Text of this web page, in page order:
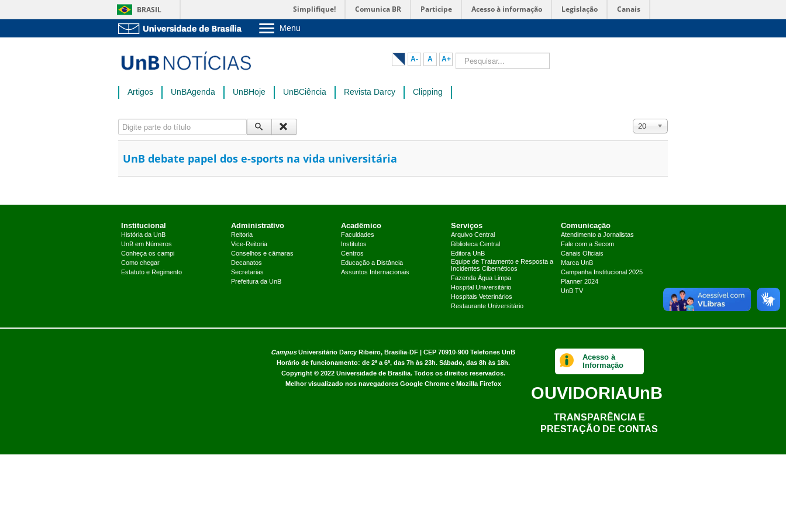
BRASIL Simplifique! Comunica BR Participe Acesso à informação Legislação Canais
Menu
Pós-Graduação
Administração
A- A A+ Pesquisar...
Artigos UnBAgenda UnBHoje UnBCiência Revista Darcy Clipping
Digite parte do título Exibir #
20
UnB debate papel dos e-sports na vida universitária
Institucional
História da UnB
UnB em Números
Conheça os campi
Como chegar
Estatuto e Regimento
Administrativo
Reitoria
Vice-Reitoria
Conselhos e câmaras
Decanatos
Secretarias
Prefeitura da UnB
Acadêmico
Faculdades
Institutos
Centros
Educação a Distância
Assuntos Internacionais
Serviços
Arquivo Central
Biblioteca Central
Editora UnB
Equipe de Tratamento e Resposta a
Incidentes Cibernéticos
Fazenda Água Limpa
Hospital Universitário
Hospitais Veterinários
Restaurante Universitário
Comunicação
Atendimento a Jornalistas
Fale com a Secom
Canais Oficiais
Marca UnB
Campanha Institucional 2025
Planner 2024
UnB TV
CampusUniversitário Darcy Ribeiro, Brasília-DF | CEP 70910-900 Telefones UnB
Horário de funcionamento: de 2ª a 6ª, das 7h às 23h. Sábado, das 8h às 18h.
Copyright © 2022 Universidade de Brasília. Todos os direitos reservados.
Melhor visualizado nos navegadores Google Chrome e Mozilla Firefox
Acesso à
Informação
OUVIDORIAUnB
TRANSPARÊNCIA E
PRESTAÇÃO DE CONTAS